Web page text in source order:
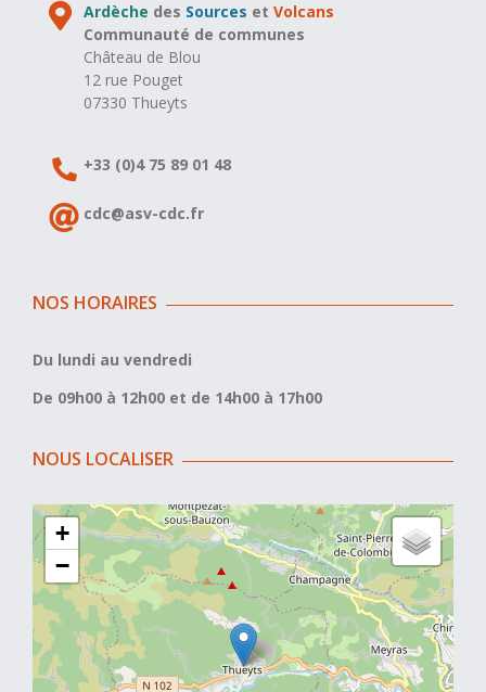
Ardèche des Sources etVolcans
Communauté de communes
Château de Blou
12 rue Pouget
07330 Thueyts
+33 (0)4 75 89 01 48
cdc@asv-cdc.fr
NOS HORAIRES
Du lundi au vendredi
De 09h00 à 12h00 et de 14h00 à 17h00
NOUS LOCALISER
+
−